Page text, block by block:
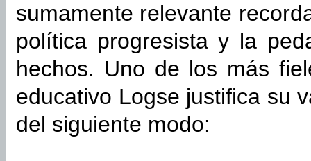
sumamente relevante
política progresista y la
hechos. Uno de los más
educativo Logse justifica su
del siguiente modo: